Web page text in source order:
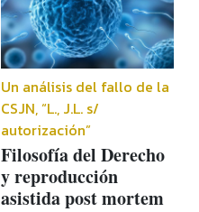
Un análisis del fallo de la
CSJN, “L., J.L. s/
autorización”
Filosofía del Derecho
y reproducción
asistida post mortem